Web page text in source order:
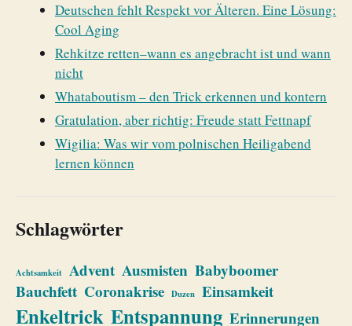
Deutschen fehlt Respekt vor Älteren. Eine Lösung:
Cool Aging
Rehkitze retten–wann es angebracht ist und wann
nicht
Whataboutism – den Trick erkennen und kontern
Gratulation, aber richtig: Freude statt Fettnapf
Wigilia: Was wir vom polnischen Heiligabend
lernen können
Schlagwörter
Achtsamkeit Advent Ausmisten Babyboomer
Bauchfett Coronakrise Duzen Einsamkeit
Enkeltrick Entspannung Erinnerungen